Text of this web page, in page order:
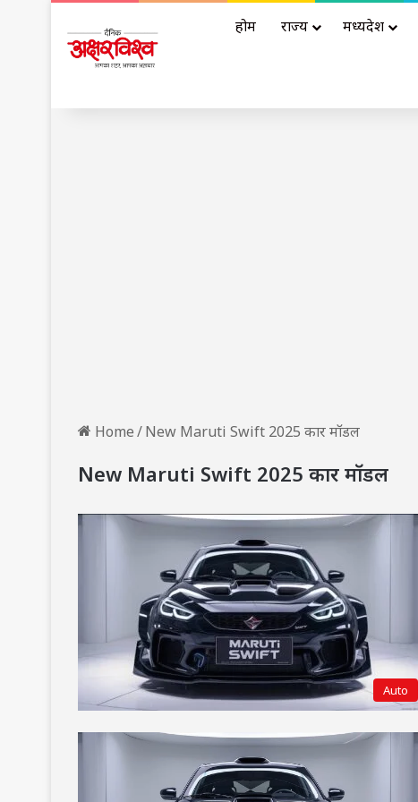
होम राज्य मध्यप्रदेश
Home/New Maruti Swift 2025 कार मॉडल
New Maruti Swift 2025 कार मॉडल
Auto